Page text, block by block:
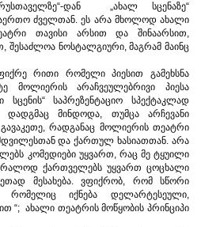
დან „ახალ სცენაზე“
ძველთან. ეს არა მხოლოდ ახალი
თავისი არსით და შინაარსით,
შესაძლოა ნოსტალგიური, მაგრამ მაინც
რითი რომელი პიესით გამეხსნა
მოლიერის არაჩვეულებრივი პიესა
სცენის“ საპრეზენტაციო სპექტაკლად
დადგმაც მინდოდა, თუმცა არჩევანი
რადგანაც მოლიერის თეატრი
და ქართულ ხასიათთან. არა
კომედიები უყვართ, რაც მე ტყუილი
ქართველებს უყვართ ცოცხალი
მესახება. ვფიქრობ, რომ სწორი
რომელიც იქნება დელარტესეული,
“; ახალი თეატრის მოწყობის პრინციპი